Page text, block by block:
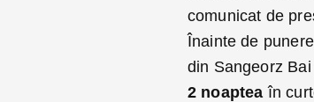
comunicat de
Înainte de
din Sangeorz
2 noapteaîn